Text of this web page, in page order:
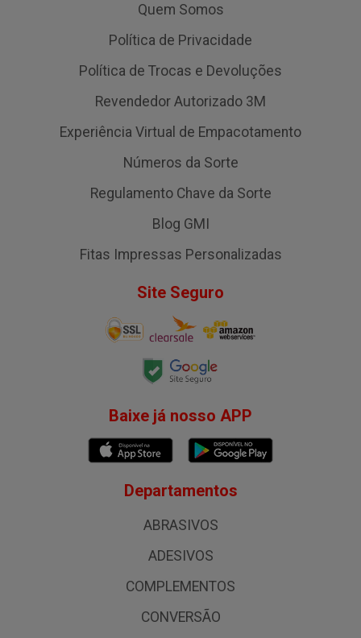
Quem Somos
Política de Privacidade
Política de Trocas e Devoluções
Revendedor Autorizado 3M
Experiência Virtual de Empacotamento
Números da Sorte
Regulamento Chave da Sorte
Blog GMI
Fitas Impressas Personalizadas
Site Seguro
Baixe já nosso APP
Departamentos
ABRASIVOS
ADESIVOS
COMPLEMENTOS
CONVERSÃO